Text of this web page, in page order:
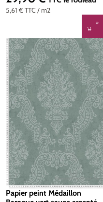
5,61 €TTC / m2
Papier peint Médaillon